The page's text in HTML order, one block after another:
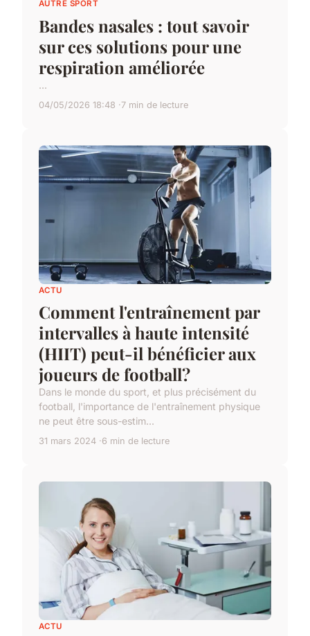
AUTRE SPORT
Bandes nasales : tout savoir
sur ces solutions pour une
respiration améliorée
...
04/05/2026 18:48 7 min de lecture
ACTU
Comment l'entraînement par
intervalles à haute intensité
(HIIT) peut-il bénéficier aux
joueurs de football?
Dans le monde du sport, et plus précisément du
football, l'importance de l'entraînement physique
ne peut être sous-estim...
31 mars 2024 6 min de lecture
ACTU